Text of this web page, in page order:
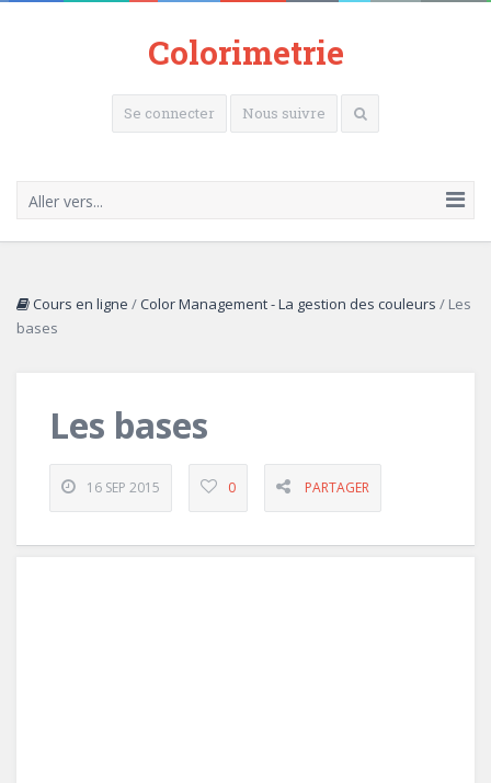
Colorimetrie
Se connecter Nous suivre
Aller vers...
Cours en ligne /Color Management - La gestion des couleurs / Les
bases
Les bases
16 SEP 2015 0 PARTAGER